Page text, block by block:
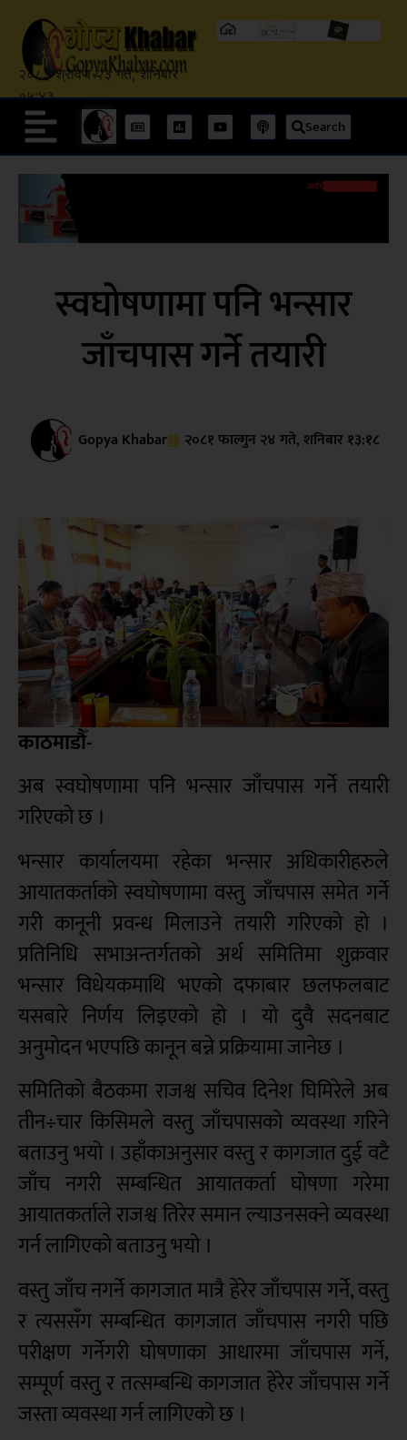
२०८३ श्रावण २३ गते, शनिबार
०५:४३
Search
स्वघोषणामा पनि भन्सार
जाँचपास गर्ने तयारी
Gopya Khabar २०८१ फाल्गुन २४ गते, शनिबार १३:१८
काठमाडौँ-
अब स्वघोषणामा पनि भन्सार जाँचपास गर्ने तयारी
गरिएको छ ।
भन्सार कार्यालयमा रहेका भन्सार अधिकारीहरुले
आयातकर्ताको स्वघोषणामा वस्तु जाँचपास समेत गर्ने
गरी कानूनी प्रवन्ध मिलाउने तयारी गरिएको हो ।
प्रतिनिधि सभाअन्तर्गतको अर्थ समितिमा शुक्रवार
भन्सार विधेयकमाथि भएको दफाबार छलफलबाट
यसबारे निर्णय लिइएको हो । यो दुवै सदनबाट
अनुमोदन भएपछि कानून बन्ने प्रक्रियामा जानेछ ।
समितिको बैठकमा राजश्व सचिव दिनेश घिमिरेले अब
तीन÷चार किसिमले वस्तु जाँचपासको व्यवस्था गरिने
बताउनु भयो । उहाँकाअनुसार वस्तु र कागजात दुई वटै
जाँच नगरी सम्बन्धित आयातकर्ता घोषणा गरेमा
आयातकर्ताले राजश्व तिरेर समान ल्याउनसक्ने व्यवस्था
गर्न लागिएको बताउनु भयो ।
वस्तु जाँच नगर्ने कागजात मात्रै हेरेर जाँचपास गर्ने, वस्तु
र त्यससँग सम्बन्धित कागजात जाँचपास नगरी पछि
परीक्षण गर्नेगरी घोषणाका आधारमा जाँचपास गर्ने,
सम्पूर्ण वस्तु र तत्सम्बन्धि कागजात हेरेर जाँचपास गर्ने
जस्ता व्यवस्था गर्न लागिएको छ ।